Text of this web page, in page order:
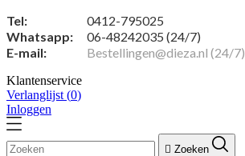
Tel:
0412-795025
Whatsapp:
06-48242035 (24/7)
E-mail:
Bestellingen@dieza.nl (24/7)
Klantenservice
Verlanglijst (0)
Inloggen
 Zoeken